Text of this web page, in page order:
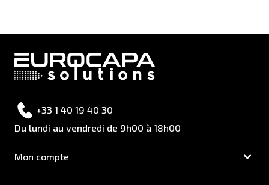
+33 1 40 19 40 30
Du lundi au vendredi de 9h00 à 18h00
Mon compte